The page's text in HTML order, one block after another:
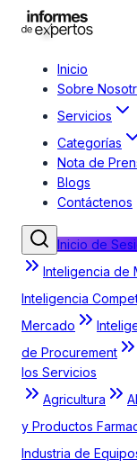
Inicio
Sobre
Servicios
Categorías
Nota de
Blogs
Contáctenos
Inicio de
Inteligencia de
Inteligencia
Mercado
de Procurement
los Servicios
Agricultura
y Productos
Industria de